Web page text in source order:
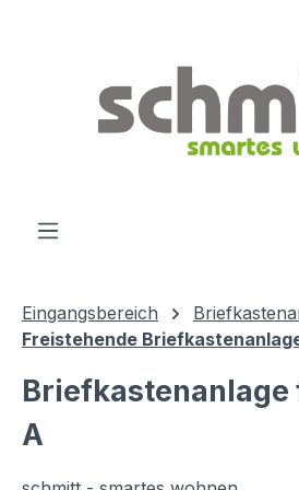
Eingangsbereich
Freistehende
A